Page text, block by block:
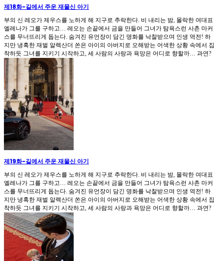
제18화-길에서 주운 재물신 아기
부의 신 레오가 제우스를 노하게 해 지구로 추락한다. 비 내리는 밤, 몰락한 여대표
엘레나가 그를 구하고… 레오는 손끝에서 금을 만들어 그녀가 탐욕스런 사촌 마커
스를 무너뜨리게 돕는다. 숨겨진 유언장이 담긴 명화를 낙찰받으며 인생 역전! 하
지만 냉혹한 재벌 알렉산더 쏜은 아이의 아버지로 오해받는 어색한 상황 속에서 집
착하듯 그녀를 지키기 시작하고, 세 사람의 사랑과 욕망은 어디로 향할까… 과연?
제19화-길에서 주운 재물신 아기
부의 신 레오가 제우스를 노하게 해 지구로 추락한다. 비 내리는 밤, 몰락한 여대표
엘레나가 그를 구하고… 레오는 손끝에서 금을 만들어 그녀가 탐욕스런 사촌 마커
스를 무너뜨리게 돕는다. 숨겨진 유언장이 담긴 명화를 낙찰받으며 인생 역전! 하
지만 냉혹한 재벌 알렉산더 쏜은 아이의 아버지로 오해받는 어색한 상황 속에서 집
착하듯 그녀를 지키기 시작하고, 세 사람의 사랑과 욕망은 어디로 향할까… 과연?